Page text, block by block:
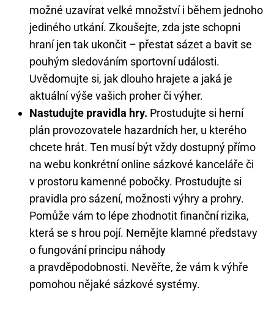
možné uzavírat velké množství i během jednoho
jediného utkání. Zkoušejte, zda jste schopni
hraní jen tak ukončit – přestat sázet a bavit se
pouhým sledováním sportovní události.
Uvědomujte si, jak dlouho hrajete a jaká je
aktuální výše vašich proher či výher.
Nastudujte pravidla hry. Prostudujte si herní
plán provozovatele hazardních her, u kterého
chcete hrát. Ten musí být vždy dostupný přímo
na webu konkrétní online sázkové kanceláře či
v prostoru kamenné pobočky. Prostudujte si
pravidla pro sázení, možnosti výhry a prohry.
Pomůže vám to lépe zhodnotit finanční rizika,
která se s hrou pojí. Nemějte klamné představy
o fungování principu náhody
a pravděpodobnosti. Nevěřte, že vám k výhře
pomohou nějaké sázkové systémy.